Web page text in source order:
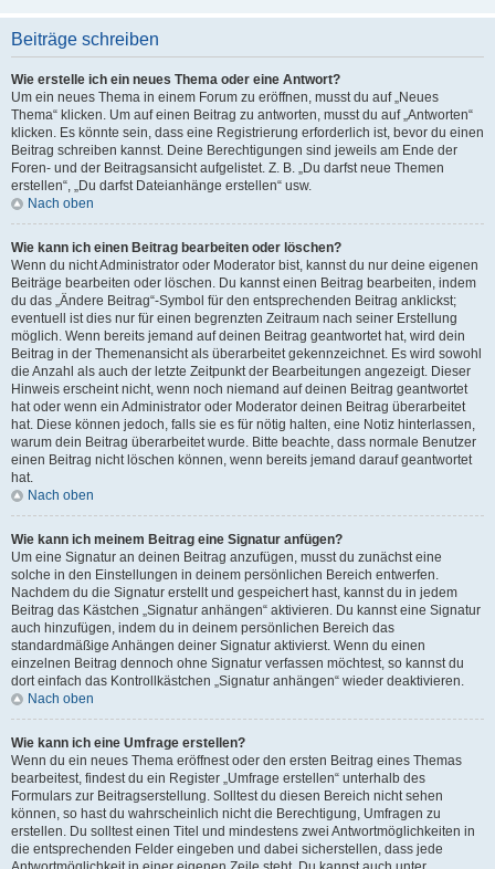
Beiträge schreiben
Wie erstelle ich ein neues Thema oder eine Antwort?
Um ein neues Thema in einem Forum zu eröffnen, musst du auf „Neues
Thema“ klicken. Um auf einen Beitrag zu antworten, musst du auf „Antworten“
klicken. Es könnte sein, dass eine Registrierung erforderlich ist, bevor du einen
Beitrag schreiben kannst. Deine Berechtigungen sind jeweils am Ende der
Foren- und der Beitragsansicht aufgelistet. Z. B. „Du darfst neue Themen
erstellen“, „Du darfst Dateianhänge erstellen“ usw.
Nach oben
Wie kann ich einen Beitrag bearbeiten oder löschen?
Wenn du nicht Administrator oder Moderator bist, kannst du nur deine eigenen
Beiträge bearbeiten oder löschen. Du kannst einen Beitrag bearbeiten, indem
du das „Ändere Beitrag“-Symbol für den entsprechenden Beitrag anklickst;
eventuell ist dies nur für einen begrenzten Zeitraum nach seiner Erstellung
möglich. Wenn bereits jemand auf deinen Beitrag geantwortet hat, wird dein
Beitrag in der Themenansicht als überarbeitet gekennzeichnet. Es wird sowohl
die Anzahl als auch der letzte Zeitpunkt der Bearbeitungen angezeigt. Dieser
Hinweis erscheint nicht, wenn noch niemand auf deinen Beitrag geantwortet
hat oder wenn ein Administrator oder Moderator deinen Beitrag überarbeitet
hat. Diese können jedoch, falls sie es für nötig halten, eine Notiz hinterlassen,
warum dein Beitrag überarbeitet wurde. Bitte beachte, dass normale Benutzer
einen Beitrag nicht löschen können, wenn bereits jemand darauf geantwortet
hat.
Nach oben
Wie kann ich meinem Beitrag eine Signatur anfügen?
Um eine Signatur an deinen Beitrag anzufügen, musst du zunächst eine
solche in den Einstellungen in deinem persönlichen Bereich entwerfen.
Nachdem du die Signatur erstellt und gespeichert hast, kannst du in jedem
Beitrag das Kästchen „Signatur anhängen“ aktivieren. Du kannst eine Signatur
auch hinzufügen, indem du in deinem persönlichen Bereich das
standardmäßige Anhängen deiner Signatur aktivierst. Wenn du einen
einzelnen Beitrag dennoch ohne Signatur verfassen möchtest, so kannst du
dort einfach das Kontrollkästchen „Signatur anhängen“ wieder deaktivieren.
Nach oben
Wie kann ich eine Umfrage erstellen?
Wenn du ein neues Thema eröffnest oder den ersten Beitrag eines Themas
bearbeitest, findest du ein Register „Umfrage erstellen“ unterhalb des
Formulars zur Beitragserstellung. Solltest du diesen Bereich nicht sehen
können, so hast du wahrscheinlich nicht die Berechtigung, Umfragen zu
erstellen. Du solltest einen Titel und mindestens zwei Antwortmöglichkeiten in
die entsprechenden Felder eingeben und dabei sicherstellen, dass jede